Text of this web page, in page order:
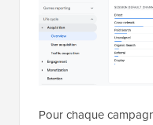
Pour chaque